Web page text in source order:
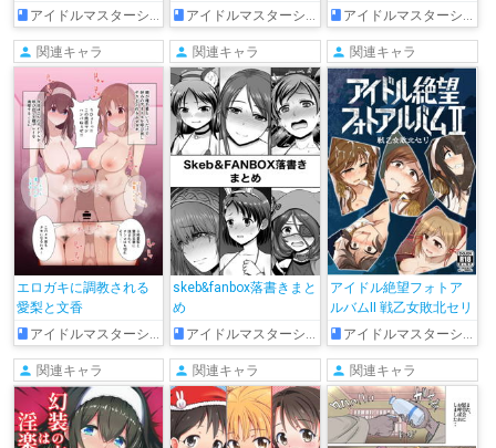
孕ませ初めてえっち
アイドルマスターシンデレラガールズ
アイドルマスターシンデレラガールズ
アイドルマスターシンデレラガールズ
関連キャラ
エロガキに調教される
愛梨と文香
アイドルマスターシンデレラガールズ
関連キャラ
skeb&fanbox落書きまと
め
アイドルマスターシンデレラガールズ
関連キャラ
アイドル絶望フォトア
ルバムII 戦乙女敗北セリ
アイドルマスターシンデレラガールズ
関連キャラ 関連キャラ 関連キャラ